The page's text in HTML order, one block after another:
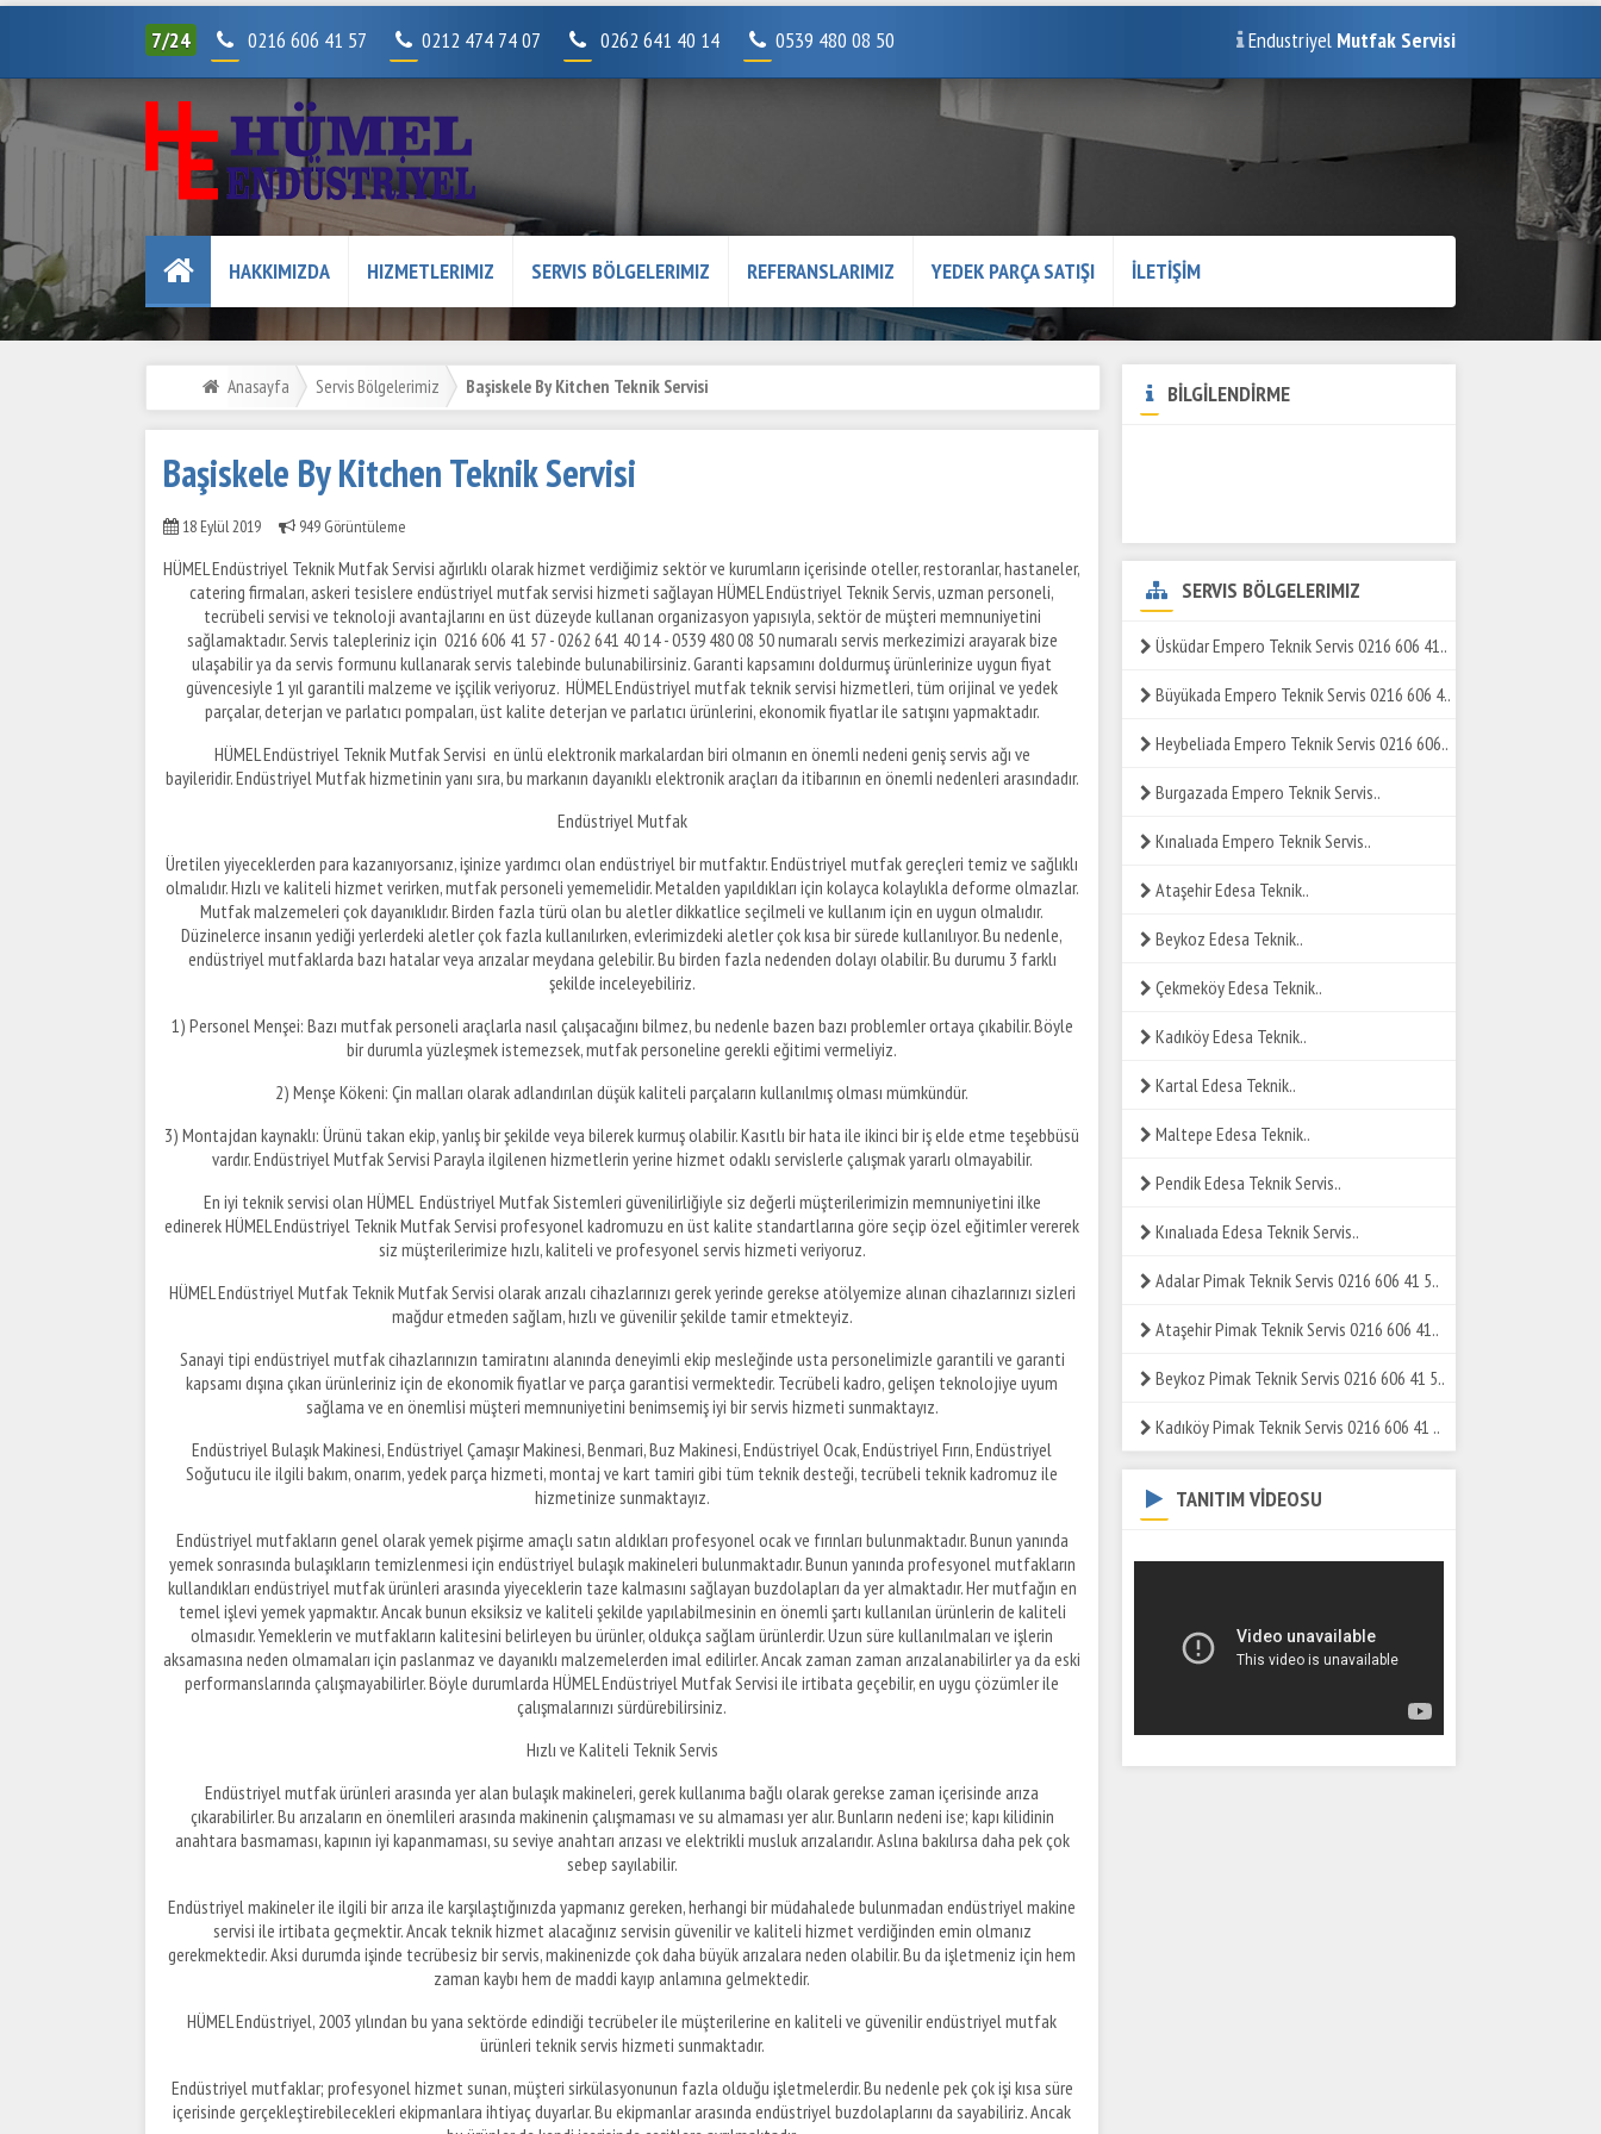
7/24 0216 606 41 57 0212 474 74 07 0262 641 40 14 0539 480 08 50 Endustriyel Mutfak Servisi
HAKKIMIZDA HIZMETLERIMIZ SERVIS BÖLGELERIMIZ REFERANSLARIMIZ YEDEK PARÇA SATIŞI İLETİŞİM
Anasayfa Servis Bölgelerimiz Başiskele By Kitchen Teknik Servisi
Başiskele By Kitchen Teknik Servisi
18 Eylül 2019 949 Görüntüleme
HÜMEL Endüstriyel Teknik Mutfak Servisi ağırlıklı olarak hizmet verdiğimiz sektör ve kurumların içerisinde oteller, restoranlar, hastaneler,
catering firmaları, askeri tesislere endüstriyel mutfak servisi hizmeti sağlayan HÜMEL Endüstriyel Teknik Servis, uzman personeli,
tecrübeli servisi ve teknoloji avantajlarını en üst düzeyde kullanan organizasyon yapısıyla, sektör de müşteri memnuniyetini
sağlamaktadır. Servis talepleriniz için 0216 606 41 57 - 0262 641 40 14 - 0539 480 08 50 numaralı servis merkezimizi arayarak bize
ulaşabilir ya da servis formunu kullanarak servis talebinde bulunabilirsiniz. Garanti kapsamını doldurmuş ürünlerinize uygun fiyat
güvencesiyle 1 yıl garantili malzeme ve işçilik veriyoruz. HÜMEL Endüstriyel mutfak teknik servisi hizmetleri, tüm orijinal ve yedek
parçalar, deterjan ve parlatıcı pompaları, üst kalite deterjan ve parlatıcı ürünlerini, ekonomik fiyatlar ile satışını yapmaktadır.
HÜMEL Endüstriyel Teknik Mutfak Servisi en ünlü elektronik markalardan biri olmanın en önemli nedeni geniş servis ağı ve
bayileridir. Endüstriyel Mutfak hizmetinin yanı sıra, bu markanın dayanıklı elektronik araçları da itibarının en önemli nedenleri arasındadır.
Endüstriyel Mutfak
Üretilen yiyeceklerden para kazanıyorsanız, işinize yardımcı olan endüstriyel bir mutfaktır. Endüstriyel mutfak gereçleri temiz ve sağlıklı
olmalıdır. Hızlı ve kaliteli hizmet verirken, mutfak personeli yememelidir. Metalden yapıldıkları için kolayca kolaylıkla deforme olmazlar.
Mutfak malzemeleri çok dayanıklıdır. Birden fazla türü olan bu aletler dikkatlice seçilmeli ve kullanım için en uygun olmalıdır.
Düzinelerce insanın yediği yerlerdeki aletler çok fazla kullanılırken, evlerimizdeki aletler çok kısa bir sürede kullanılıyor. Bu nedenle,
endüstriyel mutfaklarda bazı hatalar veya arızalar meydana gelebilir. Bu birden fazla nedenden dolayı olabilir. Bu durumu 3 farklı
şekilde inceleyebiliriz.
1) Personel Menşei: Bazı mutfak personeli araçlarla nasıl çalışacağını bilmez, bu nedenle bazen bazı problemler ortaya çıkabilir. Böyle
bir durumla yüzleşmek istemezsek, mutfak personeline gerekli eğitimi vermeliyiz.
2) Menşe Kökeni: Çin malları olarak adlandırılan düşük kaliteli parçaların kullanılmış olması mümkündür.
3) Montajdan kaynaklı: Ürünü takan ekip, yanlış bir şekilde veya bilerek kurmuş olabilir. Kasıtlı bir hata ile ikinci bir iş elde etme teşebbüsü
vardır. Endüstriyel Mutfak Servisi Parayla ilgilenen hizmetlerin yerine hizmet odaklı servislerle çalışmak yararlı olmayabilir.
En iyi teknik servisi olan HÜMEL Endüstriyel Mutfak Sistemleri güvenilirliğiyle siz değerli müşterilerimizin memnuniyetini ilke
edinerek HÜMEL Endüstriyel Teknik Mutfak Servisi profesyonel kadromuzu en üst kalite standartlarına göre seçip özel eğitimler vererek
siz müşterilerimize hızlı, kaliteli ve profesyonel servis hizmeti veriyoruz.
HÜMEL Endüstriyel Mutfak Teknik Mutfak Servisi olarak arızalı cihazlarınızı gerek yerinde gerekse atölyemize alınan cihazlarınızı sizleri
mağdur etmeden sağlam, hızlı ve güvenilir şekilde tamir etmekteyiz.
Sanayi tipi endüstriyel mutfak cihazlarınızın tamiratını alanında deneyimli ekip mesleğinde usta personelimizle garantili ve garanti
kapsamı dışına çıkan ürünleriniz için de ekonomik fiyatlar ve parça garantisi vermektedir. Tecrübeli kadro, gelişen teknolojiye uyum
sağlama ve en önemlisi müşteri memnuniyetini benimsemiş iyi bir servis hizmeti sunmaktayız.
Endüstriyel Bulaşık Makinesi, Endüstriyel Çamaşır Makinesi, Benmari, Buz Makinesi, Endüstriyel Ocak, Endüstriyel Fırın, Endüstriyel
Soğutucu ile ilgili bakım, onarım, yedek parça hizmeti, montaj ve kart tamiri gibi tüm teknik desteği, tecrübeli teknik kadromuz ile
hizmetinize sunmaktayız.
Endüstriyel mutfakların genel olarak yemek pişirme amaçlı satın aldıkları profesyonel ocak ve fırınları bulunmaktadır. Bunun yanında
yemek sonrasında bulaşıkların temizlenmesi için endüstriyel bulaşık makineleri bulunmaktadır. Bunun yanında profesyonel mutfakların
kullandıkları endüstriyel mutfak ürünleri arasında yiyeceklerin taze kalmasını sağlayan buzdolapları da yer almaktadır. Her mutfağın en
temel işlevi yemek yapmaktır. Ancak bunun eksiksiz ve kaliteli şekilde yapılabilmesinin en önemli şartı kullanılan ürünlerin de kaliteli
olmasıdır. Yemeklerin ve mutfakların kalitesini belirleyen bu ürünler, oldukça sağlam ürünlerdir. Uzun süre kullanılmaları ve işlerin
aksamasına neden olmamaları için paslanmaz ve dayanıklı malzemelerden imal edilirler. Ancak zaman zaman arızalanabilirler ya da eski
performanslarında çalışmayabilirler. Böyle durumlarda HÜMEL Endüstriyel Mutfak Servisi ile irtibata geçebilir, en uygu çözümler ile
çalışmalarınızı sürdürebilirsiniz.
Hızlı ve Kaliteli Teknik Servis
Endüstriyel mutfak ürünleri arasında yer alan bulaşık makineleri, gerek kullanıma bağlı olarak gerekse zaman içerisinde arıza
çıkarabilirler. Bu arızaların en önemlileri arasında makinenin çalışmaması ve su almaması yer alır. Bunların nedeni ise; kapı kilidinin
anahtara basmaması, kapının iyi kapanmaması, su seviye anahtarı arızası ve elektrikli musluk arızalarıdır. Aslına bakılırsa daha pek çok
sebep sayılabilir.
Endüstriyel makineler ile ilgili bir arıza ile karşılaştığınızda yapmanız gereken, herhangi bir müdahalede bulunmadan endüstriyel makine
servisi ile irtibata geçmektir. Ancak teknik hizmet alacağınız servisin güvenilir ve kaliteli hizmet verdiğinden emin olmanız
gerekmektedir. Aksi durumda işinde tecrübesiz bir servis, makinenizde çok daha büyük arızalara neden olabilir. Bu da işletmeniz için hem
zaman kaybı hem de maddi kayıp anlamına gelmektedir.
HÜMEL Endüstriyel, 2003 yılından bu yana sektörde edindiği tecrübeler ile müşterilerine en kaliteli ve güvenilir endüstriyel mutfak
ürünleri teknik servis hizmeti sunmaktadır.
Endüstriyel mutfaklar; profesyonel hizmet sunan, müşteri sirkülasyonunun fazla olduğu işletmelerdir. Bu nedenle pek çok işi kısa süre
içerisinde gerçekleştirebilecekleri ekipmanlara ihtiyaç duyarlar. Bu ekipmanlar arasında endüstriyel buzdolaplarını da sayabiliriz. Ancak
BİLGİLENDİRME
SERVIS BÖLGELERIMIZ
Üsküdar Empero Teknik Servis 0216 606 41..
Büyükada Empero Teknik Servis 0216 606 4..
Heybeliada Empero Teknik Servis 0216 606..
Burgazada Empero Teknik Servis..
Kınalıada Empero Teknik Servis..
Ataşehir Edesa Teknik..
Beykoz Edesa Teknik..
Çekmeköy Edesa Teknik..
Kadıköy Edesa Teknik..
Kartal Edesa Teknik..
Maltepe Edesa Teknik..
Pendik Edesa Teknik Servis..
Kınalıada Edesa Teknik Servis..
Adalar Pimak Teknik Servis 0216 606 41 5..
Ataşehir Pimak Teknik Servis 0216 606 41..
Beykoz Pimak Teknik Servis 0216 606 41 5..
Kadıköy Pimak Teknik Servis 0216 606 41 ..
TANITIM VİDEOSU